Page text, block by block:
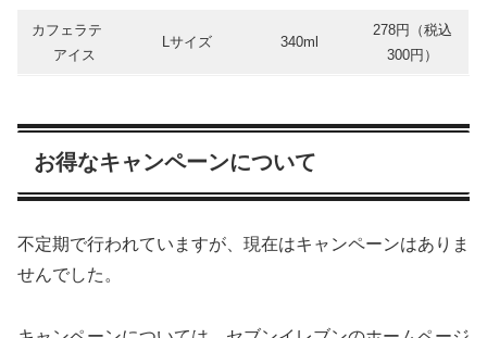
カフェラテ
アイス
Lサイズ 340ml
278円（税込
300円）
お得なキャンペーンについて
不定期で行われていますが、現在はキャンペーンはありま
せんでした。